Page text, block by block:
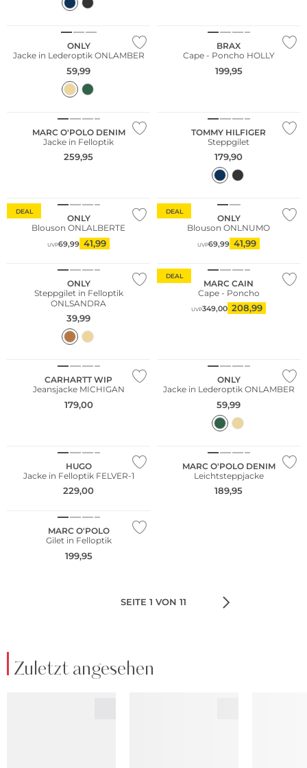
ONLY
Jacke in Lederoptik ONLAMBER
59,99
BRAX
Cape - Poncho HOLLY
199,95
MARC O'POLO DENIM
Jacke in Felloptik
259,95
TOMMY HILFIGER
Steppgilet
179,90
DEAL
ONLY
Blouson ONLALBERTE
UVP69,99 41,99
DEAL
ONLY
Blouson ONLNUMO
UVP69,99 41,99
ONLY
Steppgilet in Felloptik
ONLSANDRA
39,99
DEAL
MARC CAIN
Cape - Poncho
UVP349,00 208,99
CARHARTT WIP
Jeansjacke MICHIGAN
179,00
ONLY
Jacke in Lederoptik ONLAMBER
59,99
HUGO
Jacke in Felloptik FELVER-1
229,00
MARC O'POLO DENIM
Leichtsteppjacke
189,95
NEU
MARC O'POLO
Gilet in Felloptik
199,95
SEITE 1 VON 11
Zuletzt angesehen